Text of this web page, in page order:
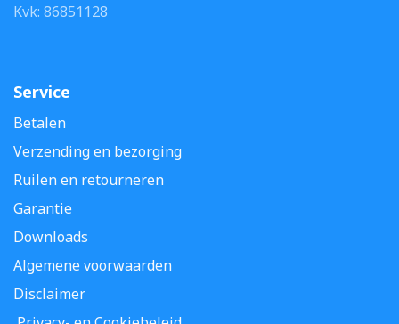
Kvk: 86851128
Service
Betalen
Verzending en bezorging
Ruilen en retourneren
Garantie
Downloads
Algemene voorwaarden
Disclaimer